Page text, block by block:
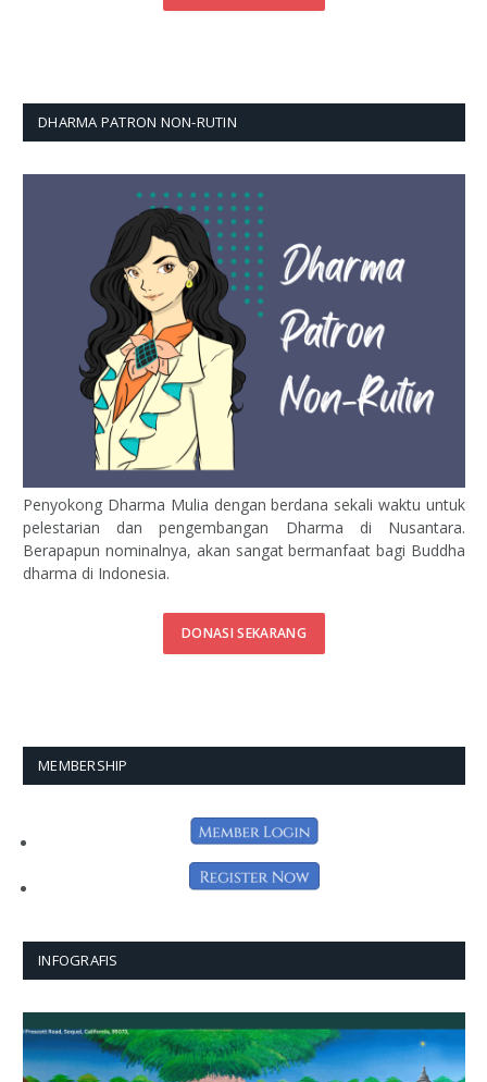
DHARMA PATRON NON-RUTIN
Penyokong Dharma Mulia dengan berdana sekali waktu untuk
pelestarian dan pengembangan Dharma di Nusantara.
Berapapun nominalnya, akan sangat bermanfaat bagi Buddha
dharma di Indonesia.
DONASI SEKARANG
MEMBERSHIP
INFOGRAFIS